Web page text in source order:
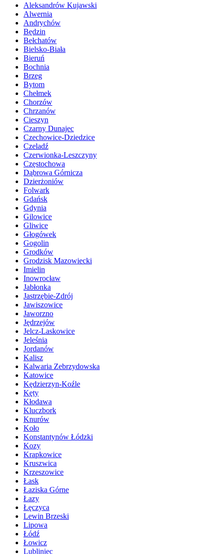
Aleksandrów Kujawski
Alwernia
Andrychów
Będzin
Bełchatów
Bielsko-Biała
Bieruń
Bochnia
Brzeg
Bytom
Chełmek
Chorzów
Chrzanów
Cieszyn
Czarny Dunajec
Czechowice-Dziedzice
Czeladź
Czerwionka-Leszczyny
Częstochowa
Dąbrowa Górnicza
Dzierżoniów
Folwark
Gdańsk
Gdynia
Gilowice
Gliwice
Głogówek
Gogolin
Grodków
Grodzisk Mazowiecki
Imielin
Inowrocław
Jabłonka
Jastrzębie-Zdrój
Jawiszowice
Jaworzno
Jędrzejów
Jelcz-Laskowice
Jeleśnia
Jordanów
Kalisz
Kalwaria Zebrzydowska
Katowice
Kędzierzyn-Koźle
Kęty
Kłodawa
Kluczbork
Knurów
Koło
Konstantynów Łódzki
Kozy
Krapkowice
Kruszwica
Krzeszowice
Łask
Łaziska Górne
Łazy
Łęczyca
Lewin Brzeski
Lipowa
Łódź
Łowicz
Lubliniec